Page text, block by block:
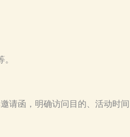
请函，明确访问目的、活动时间